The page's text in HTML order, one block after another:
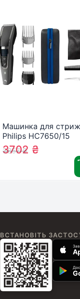
Машинка для
Philips HC7650/15
3857₴
3702 ₴
ВСТАНОВІТЬ